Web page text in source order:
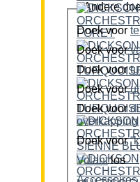
Andere
Doek voor
Doek voor
Doek voor
Doek voor
Doek voor
overkapping
Doek voor
Volantlos
Accessoires